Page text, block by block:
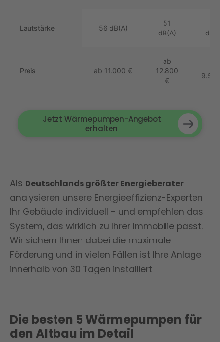
Lautstärke 56 dB(A)
51
dB(A)
Preis ab 11.000 €
ab
12.800
€
Jetzt Wärmepumpen-Angebot
erhalten
Als Deutschlands größter Energieberater
analysieren unsere Energieeffizienz-Experten
Ihr Gebäude individuell – und empfehlen das
System, das wirklich zu Ihrer Immobilie passt.
Wir sichern Ihnen dabei die maximale
Förderung und in vielen Fällen ist Ihre Anlage
innerhalb von 30 Tagen installiert
Die besten 5 Wärmepumpen für
den Altbau im Detail